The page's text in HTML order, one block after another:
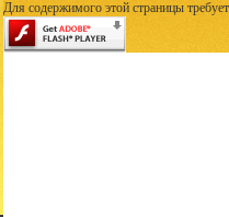
Для содержимого этой страницы